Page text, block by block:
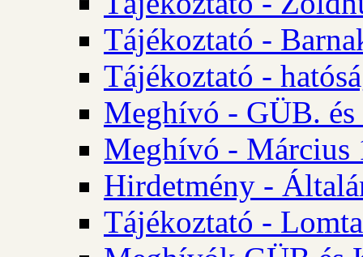
Tájékoztató -
Tájékoztató -
Meghívó - GÜB.
Meghívó - Március
Hirdetmény -
Tájékoztató -